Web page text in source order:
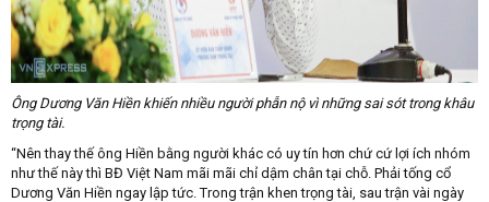
Ông Dương Văn Hiền khiến nhiều người phẫn nộ vì những sai sót trong khâu
trọng tài.
“Nên thay thế ông Hiền bằng người khác có uy tín hơn chứ cứ lợi ích nhóm
như thế này thì BĐ Việt Nam mãi mãi chỉ dậm chân tại chỗ. Phải tống cổ
Dương Văn Hiền ngay lập tức. Trong trận khen trọng tài, sau trận vài ngày